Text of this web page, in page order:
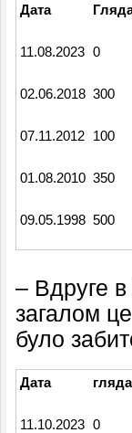
Дата
11.08.2023 0
02.06.2018 300
07.11.2012 100
01.08.2010 350
09.05.1998 500
– Вдруге в
загалом
було
Дата
11.10.2023 0